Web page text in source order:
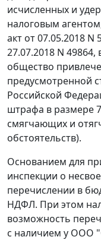
исчисленных и
налоговым
акт от 07.05.2018
27.07.2018 N
общество
предусмотренной
Российской
штрафа в размере
смягчающих и
обстоятельств).
Основанием для
инспекции о
перечислении в
НДФЛ. При этом
возможность
с наличием у ООО